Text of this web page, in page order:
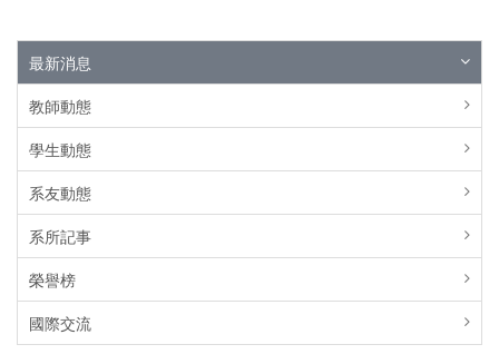
最新消息
教師動態
學生動態
系友動態
系所記事
榮譽榜
國際交流